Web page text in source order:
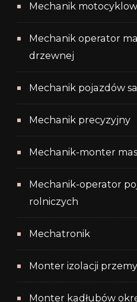
Mechanik
Mechanik operator
drzewnej
Mechanik pojazdów
Mechanik precyzyjny
Mechanik-monter
Mechanik-operator
rolniczych
Mechatronik
Monter izolacji
Monter kadłubów